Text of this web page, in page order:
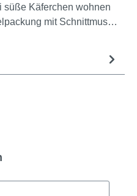
süße Käferchen wohnen
mit Schnittmus…